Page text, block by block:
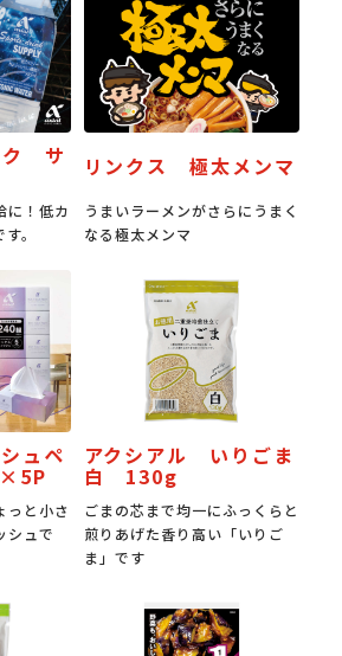
ク サ
に！低カ
。
リンクス 極太メンマ
うまいラーメンがさらにうまく
なる極太メンマ
ュペ
っと小さ
シュで
アクシアル いりごま
白 130g
ごまの芯まで均一にふっくらと
煎りあげた香り高い「いりご
ま」です